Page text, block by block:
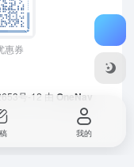
惠券
号-12 由 OneNav
我的